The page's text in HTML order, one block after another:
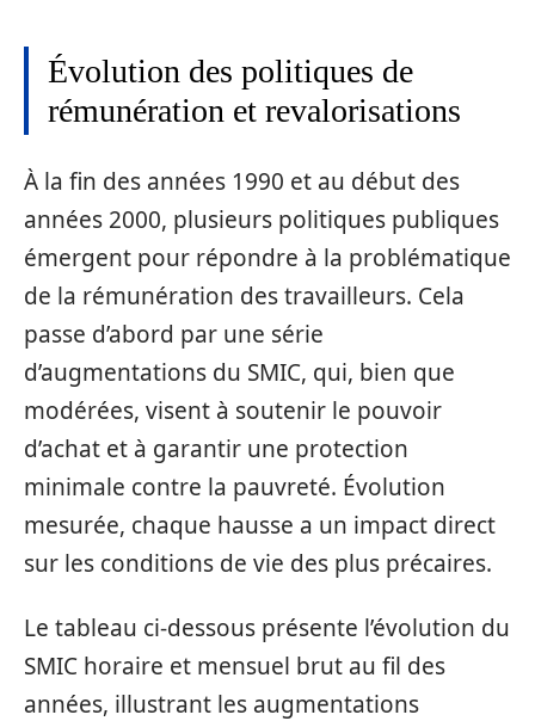
Évolution des politiques de
rémunération et revalorisations
À la fin des années 1990 et au début des
années 2000, plusieurs politiques publiques
émergent pour répondre à la problématique
de la rémunération des travailleurs. Cela
passe d’abord par une série
d’augmentations du SMIC, qui, bien que
modérées, visent à soutenir le pouvoir
d’achat et à garantir une protection
minimale contre la pauvreté. Évolution
mesurée, chaque hausse a un impact direct
sur les conditions de vie des plus précaires.
Le tableau ci-dessous présente l’évolution du
SMIC horaire et mensuel brut au fil des
années, illustrant les augmentations